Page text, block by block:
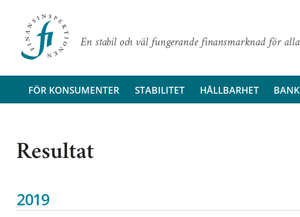
En stabil och väl fungerande finansmarknad för alla
FÖR KONSUMENTER STABILITET HÅLLBARHET BANK
Resultat
2019